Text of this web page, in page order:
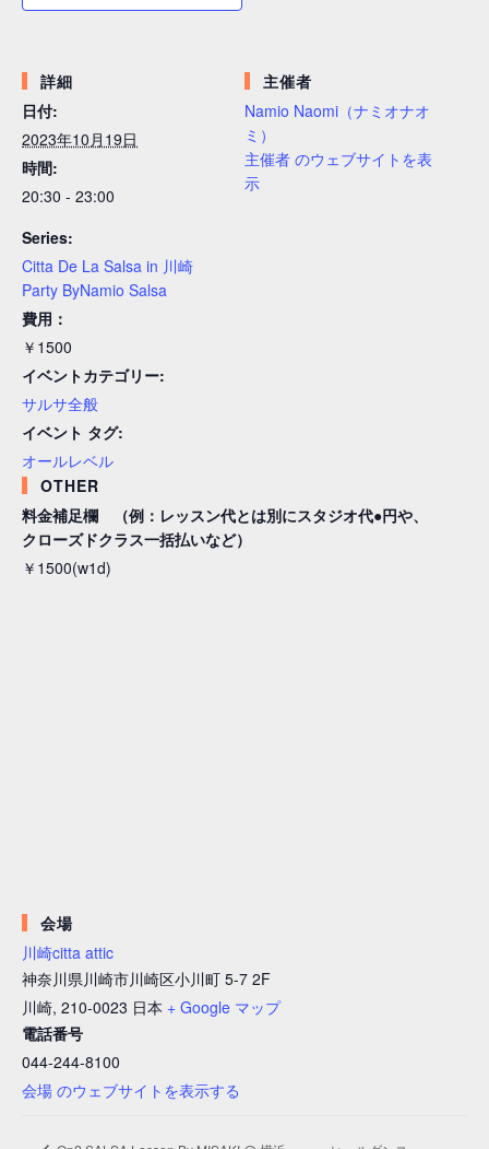
詳細
日付:
2023年10月19日
時間:
20:30 - 23:00
Series:
Citta De La Salsa in 川崎
Party ByNamio Salsa
費用：
￥1500
イベントカテゴリー:
サルサ全般
イベント タグ:
オールレベル
主催者
Namio Naomi（ナミオナオ
ミ）
主催者 のウェブサイトを表
示
OTHER
料金補足欄 （例：レッスン代とは別にスタジオ代●円や、
クローズドクラス一括払いなど）
￥1500(w1d)
会場
川崎citta attic
神奈川県川崎市川崎区小川町 5-7 2F
川崎, 210-0023 日本 + Google マップ
電話番号
044-244-8100
会場 のウェブサイトを表示する